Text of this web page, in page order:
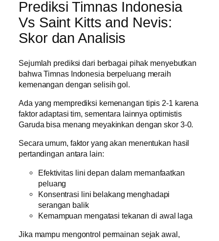
Prediksi Timnas Indonesia
Vs Saint Kitts and Nevis:
Skor dan Analisis
Sejumlah prediksi dari berbagai pihak menyebutkan
bahwa Timnas Indonesia berpeluang meraih
kemenangan dengan selisih gol.
Ada yang memprediksi kemenangan tipis 2-1 karena
faktor adaptasi tim, sementara lainnya optimistis
Garuda bisa menang meyakinkan dengan skor 3-0.
Secara umum, faktor yang akan menentukan hasil
pertandingan antara lain:
Efektivitas lini depan dalam memanfaatkan
peluang
Konsentrasi lini belakang menghadapi
serangan balik
Kemampuan mengatasi tekanan di awal laga
Jika mampu mengontrol permainan sejak awal,